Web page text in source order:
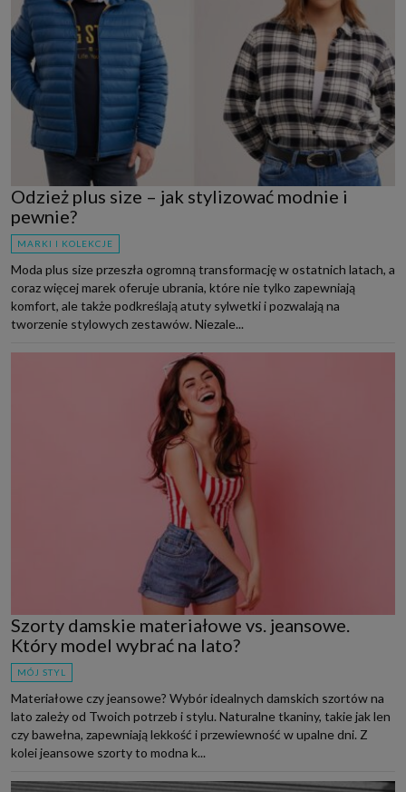
Odzież plus size – jak stylizować modnie i
pewnie?
MARKI I KOLEKCJE
Moda plus size przeszła ogromną transformację w ostatnich latach, a
coraz więcej marek oferuje ubrania, które nie tylko zapewniają
komfort, ale także podkreślają atuty sylwetki i pozwalają na
tworzenie stylowych zestawów. Niezale...
Szorty damskie materiałowe vs. jeansowe.
Który model wybrać na lato?
MÓJ STYL
Materiałowe czy jeansowe? Wybór idealnych damskich szortów na
lato zależy od Twoich potrzeb i stylu. Naturalne tkaniny, takie jak len
czy bawełna, zapewniają lekkość i przewiewność w upalne dni. Z
kolei jeansowe szorty to modna k...